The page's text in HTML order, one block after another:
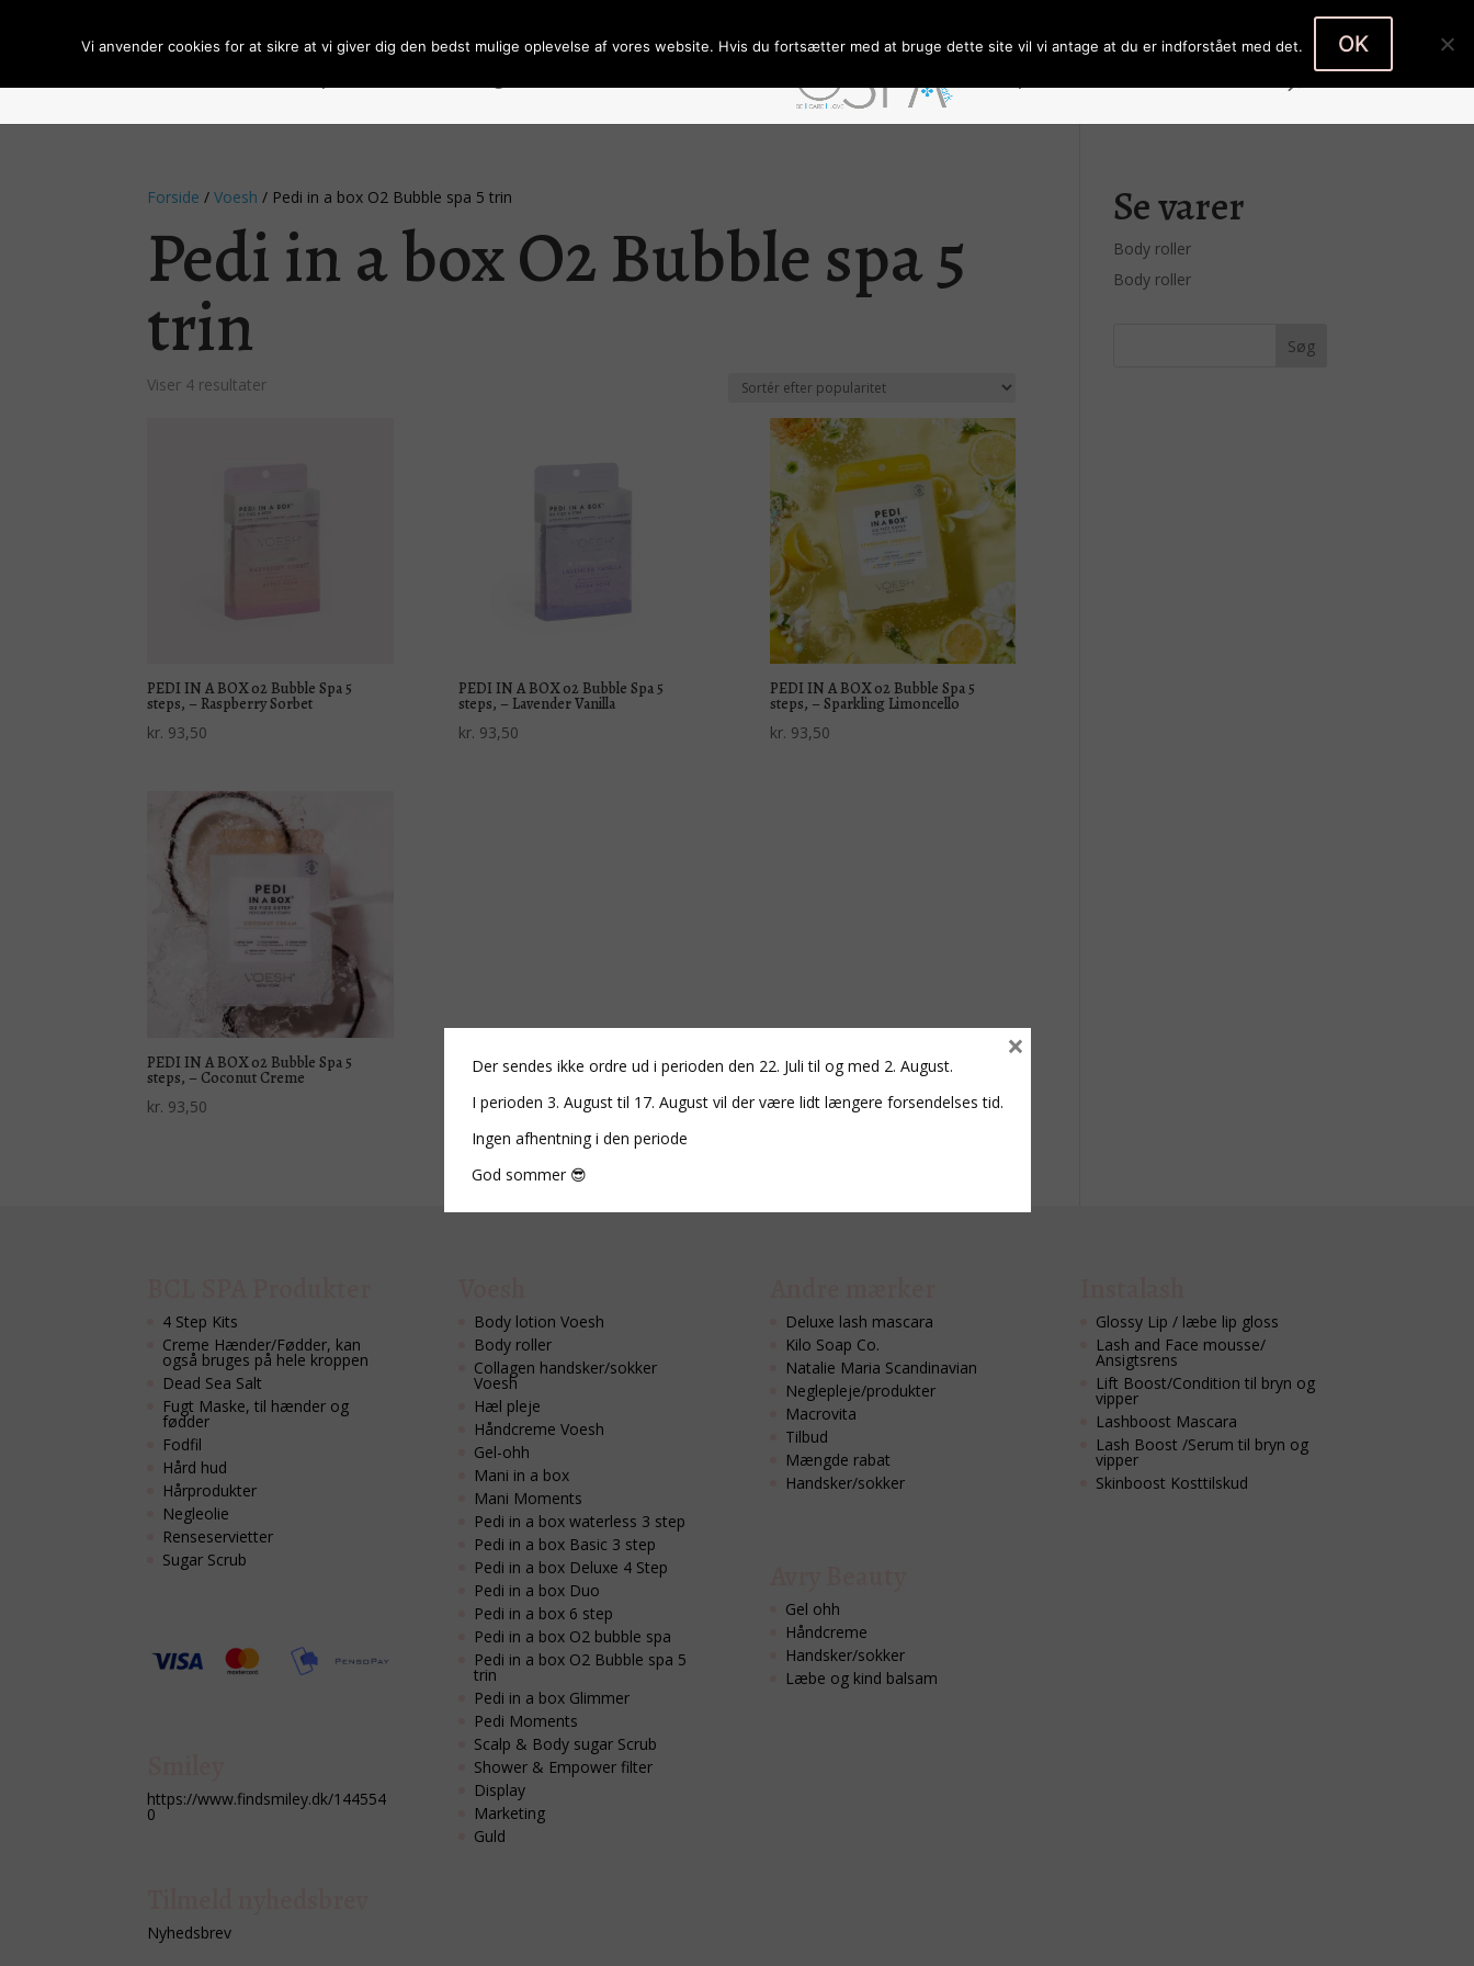
0 emner
Forside /Voesh / Pedi in a box O2 Bubble spa 5 trin
Pedi in a box O2 Bubble spa 5
trin
Viser 4 resultaterSorteret
PEDI IN A BOX 02 Bubble Spa 5
steps, – Raspberry Sorbet
kr. 93,50
PEDI IN A BOX 02 Bubble Spa 5
steps, – Lavender Vanilla
kr. 93,50
PEDI IN A BOX 02 Bubble Spa 5
steps, – Sparkling Limoncello
kr. 93,50
PEDI IN A BOX 02 Bubble Spa 5
steps, – Coconut Creme
kr. 93,50
Se varer
Body roller
Body roller
4 Step Kits
Creme Hænder/Fødder, kan
også bruges på hele kroppen
Dead Sea Salt
Fugt Maske, til hænder og
fødder
Fodfil
Hård hud
Hårprodukter
Negleolie
Renseservietter
Sugar Scrub
https://www.findsmiley.dk/144554
0
Nyhedsbrev
Body lotion Voesh
Body roller
Collagen handsker/sokker
Voesh
Hæl pleje
Håndcreme Voesh
Gel-ohh
Mani in a box
Mani Moments
Pedi in a box waterless 3 step
Pedi in a box Basic 3 step
Pedi in a box Deluxe 4 Step
Pedi in a box Duo
Pedi in a box 6 step
Pedi in a box O2 bubble spa
Pedi in a box O2 Bubble spa 5
trin
Pedi in a box Glimmer
Pedi Moments
Scalp & Body sugar Scrub
Shower & Empower filter
Display
Marketing
Guld
Deluxe lash mascara
Kilo Soap Co.
Natalie Maria Scandinavian
Neglepleje/produkter
Macrovita
Tilbud
Mængde rabat
Handsker/sokker
Gel ohh
Håndcreme
Handsker/sokker
Læbe og kind balsam
Glossy Lip / læbe lip gloss
Lash and Face mousse/
Ansigtsrens
Lift Boost/Condition til bryn og
vipper
Lashboost Mascara
Lash Boost /Serum til bryn og
vipper
Skinboost Kosttilskud
Vi anvender cookies for at sikre at vi giver dig den bedst mulige oplevelse af vores website. Hvis du fortsætter med at bruge dette site vil vi antage at du er indforstået med det. OK
Der sendes ikke ordre ud i perioden den 22. Juli til og med 2. August.
I perioden 3. August til 17. August vil der være lidt længere forsendelses tid.
Ingen afhentning i den periode
God sommer 😎
×